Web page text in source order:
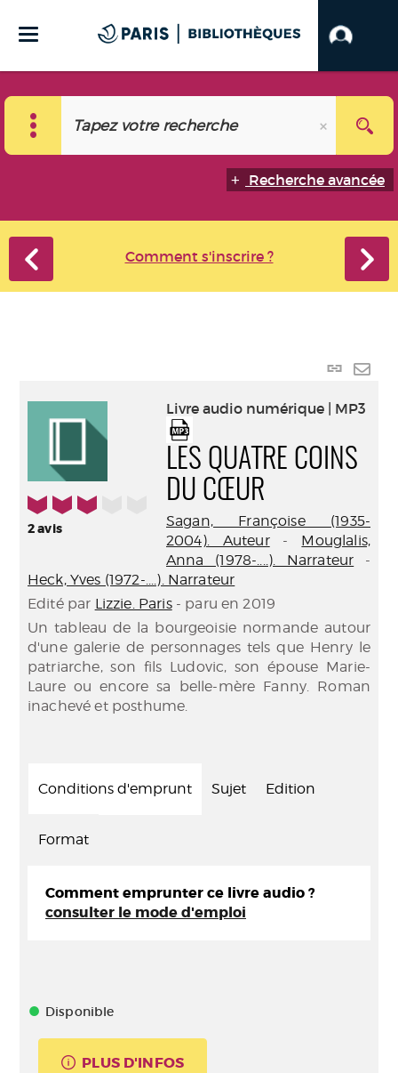
Recherche avancée
Comment s'inscrire ?
Lien
par
3/5
2avis
Livre audio numérique | MP3
LES QUATRE COINS
DU CŒUR
Sagan, Françoise (1935-
2004). Auteur- Mouglalis,
Anna (1978-....). Narrateur -
Heck, Yves (1972-....). Narrateur
Edité par Lizzie. Paris- paru en 2019
Un tableau de la bourgeoisie normande autour
d'une galerie de personnages tels que Henry le
patriarche, son fils Ludovic, son épouse Marie-
Laure ou encore sa belle-mère Fanny. Roman
inachevé et posthume.
Conditions d'emprunt Sujet Edition
Format
Comment emprunter ce livre audio ?
consulter le mode d'emploi
Disponible
PLUS D'INFOS